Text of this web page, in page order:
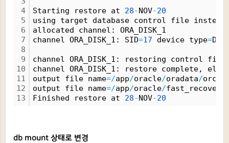
4
5
6
7
8
9
10
11
12
13
Starting restore at 28-NOV-20
using target database control file instead
allocated channel: ORA_DISK_1
channel ORA_DISK_1: SID=17 device type=
channel ORA_DISK_1: restoring control file
channel ORA_DISK_1: restore complete,
output file name=/app/oracle/oradata/orcl
output file name=/app/oracle/
Finished restore at 28-NOV-20
db mount 상태로 변경